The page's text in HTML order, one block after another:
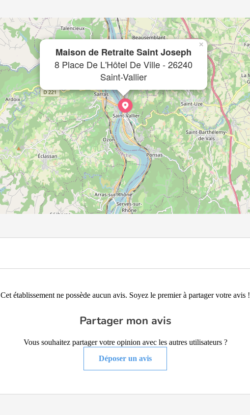
Maison de Retraite Saint Joseph
8 Place De L'Hôtel De Ville - 26240
Saint-Vallier
×
Cet établissement ne possède aucun avis. Soyez le premier à partager votre avis !
Partager mon avis
Vous souhaitez partager votre opinion avec les autres utilisateurs ?
Déposer un avis